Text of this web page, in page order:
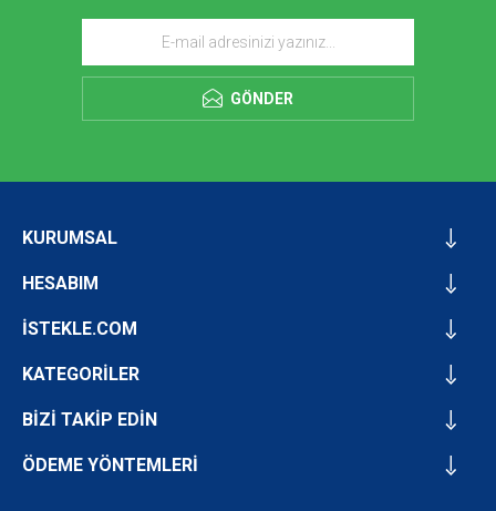
GÖNDER
KURUMSAL
HESABIM
İSTEKLE.COM
KATEGORİLER
BİZİ TAKİP EDİN
ÖDEME YÖNTEMLERİ